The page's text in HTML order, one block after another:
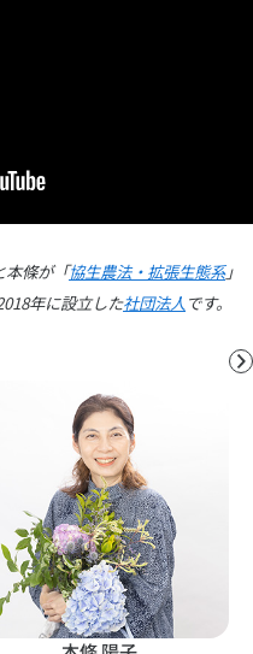
本條が「協生農法・拡張生態系」
年に設立した社団法人 です。